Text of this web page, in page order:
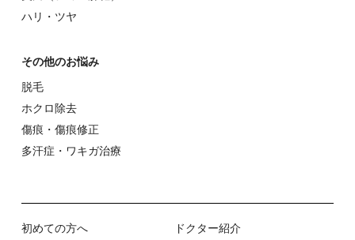
ハリ・ツヤ
その他のお悩み
脱⽑
ホクロ除去
傷痕・傷痕修正
多汗症・ワキガ治療
初めての⽅へ
ドクター紹介